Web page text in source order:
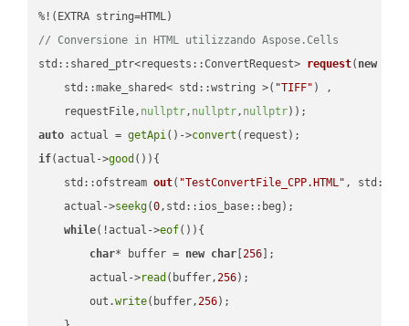
// Conversione in HTML utilizzando Aspose.Cells
std::shared_ptr<requests::ConvertRequest> request( new
    std::make_shared< std::wstring >(
"TIFF" ) ,
    requestFile,
nullptr, nullptr, nullptr))
auto actual = getApi()->convert
if(actual->good ()){
std::ofstream out( "TestConvertFile_CPP.HTML" ,
    actual->
seekg(0,std::ios_base::beg);
while(!actual->eof()){
char* buffer = new char [256 ];
        actual->
read (buffer,256);
        out.
write(buffer,256);